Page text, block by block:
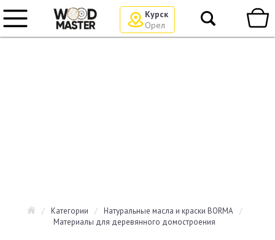
Курск
Орел
/ Категории / Натуральные масла и краски BORMA
/
Материалы для деревянного домостроения